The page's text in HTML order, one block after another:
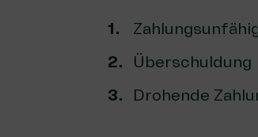
Überschuldung
Drohende